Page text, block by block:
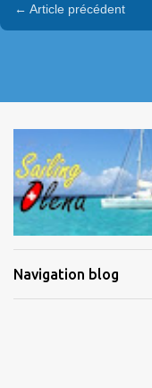
← Article précédent
Navigation blog